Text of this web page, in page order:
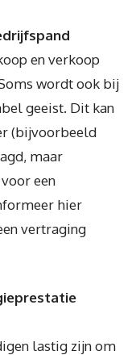
en verkoop
wordt ook bij
geeist. Dit kan
(bijvoorbeeld
maar
een
hier
vertraging
lastig zijn om